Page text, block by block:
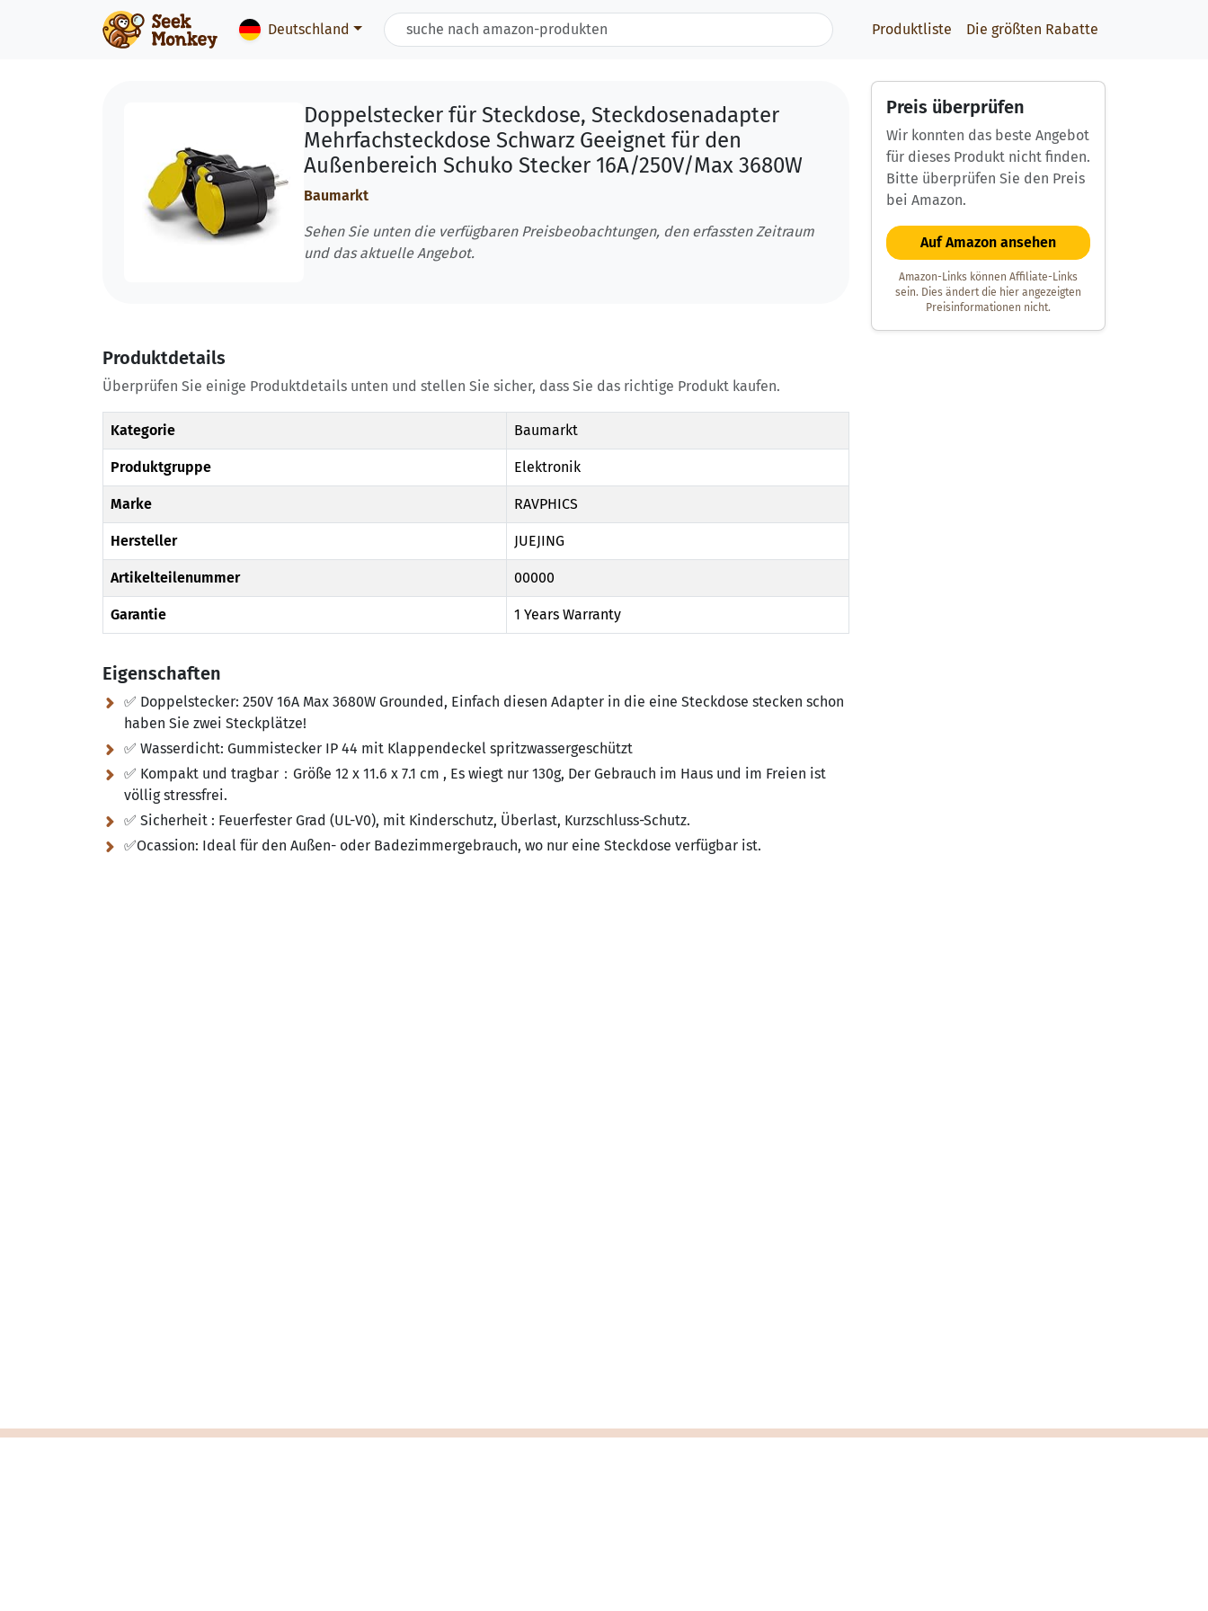
Deutschland Produktliste Die größten Rabatte
Doppelstecker für Steckdose, Steckdosenadapter
Mehrfachsteckdose Schwarz Geeignet für den
Außenbereich Schuko Stecker 16A/250V/Max 3680W
Baumarkt
Sehen Sie unten die verfügbaren Preisbeobachtungen, den erfassten Zeitraum
und das aktuelle Angebot.
Produktdetails
Überprüfen Sie einige Produktdetails unten und stellen Sie sicher, dass Sie das richtige Produkt kaufen.
Kategorie Baumarkt
Produktgruppe Elektronik
Marke RAVPHICS
Hersteller JUEJING
Artikelteilenummer 00000
Garantie 1 Years Warranty
Eigenschaften
✅ Doppelstecker: 250V 16A Max 3680W Grounded, Einfach diesen Adapter in die eine Steckdose stecken schon
haben Sie zwei Steckplätze!
✅ Wasserdicht: Gummistecker IP 44 mit Klappendeckel spritzwassergeschützt
✅ Kompakt und tragbar：Größe 12 x 11.6 x 7.1 cm , Es wiegt nur 130g, Der Gebrauch im Haus und im Freien ist
völlig stressfrei.
✅ Sicherheit : Feuerfester Grad (UL-V0), mit Kinderschutz, Überlast, Kurzschluss-Schutz.
✅Ocassion: Ideal für den Außen- oder Badezimmergebrauch, wo nur eine Steckdose verfügbar ist.
Preis überprüfen
Wir konnten das beste Angebot
für dieses Produkt nicht finden.
Bitte überprüfen Sie den Preis
bei Amazon.
Auf Amazon ansehen
Amazon-Links können Affiliate-Links
sein. Dies ändert die hier angezeigten
Preisinformationen nicht.